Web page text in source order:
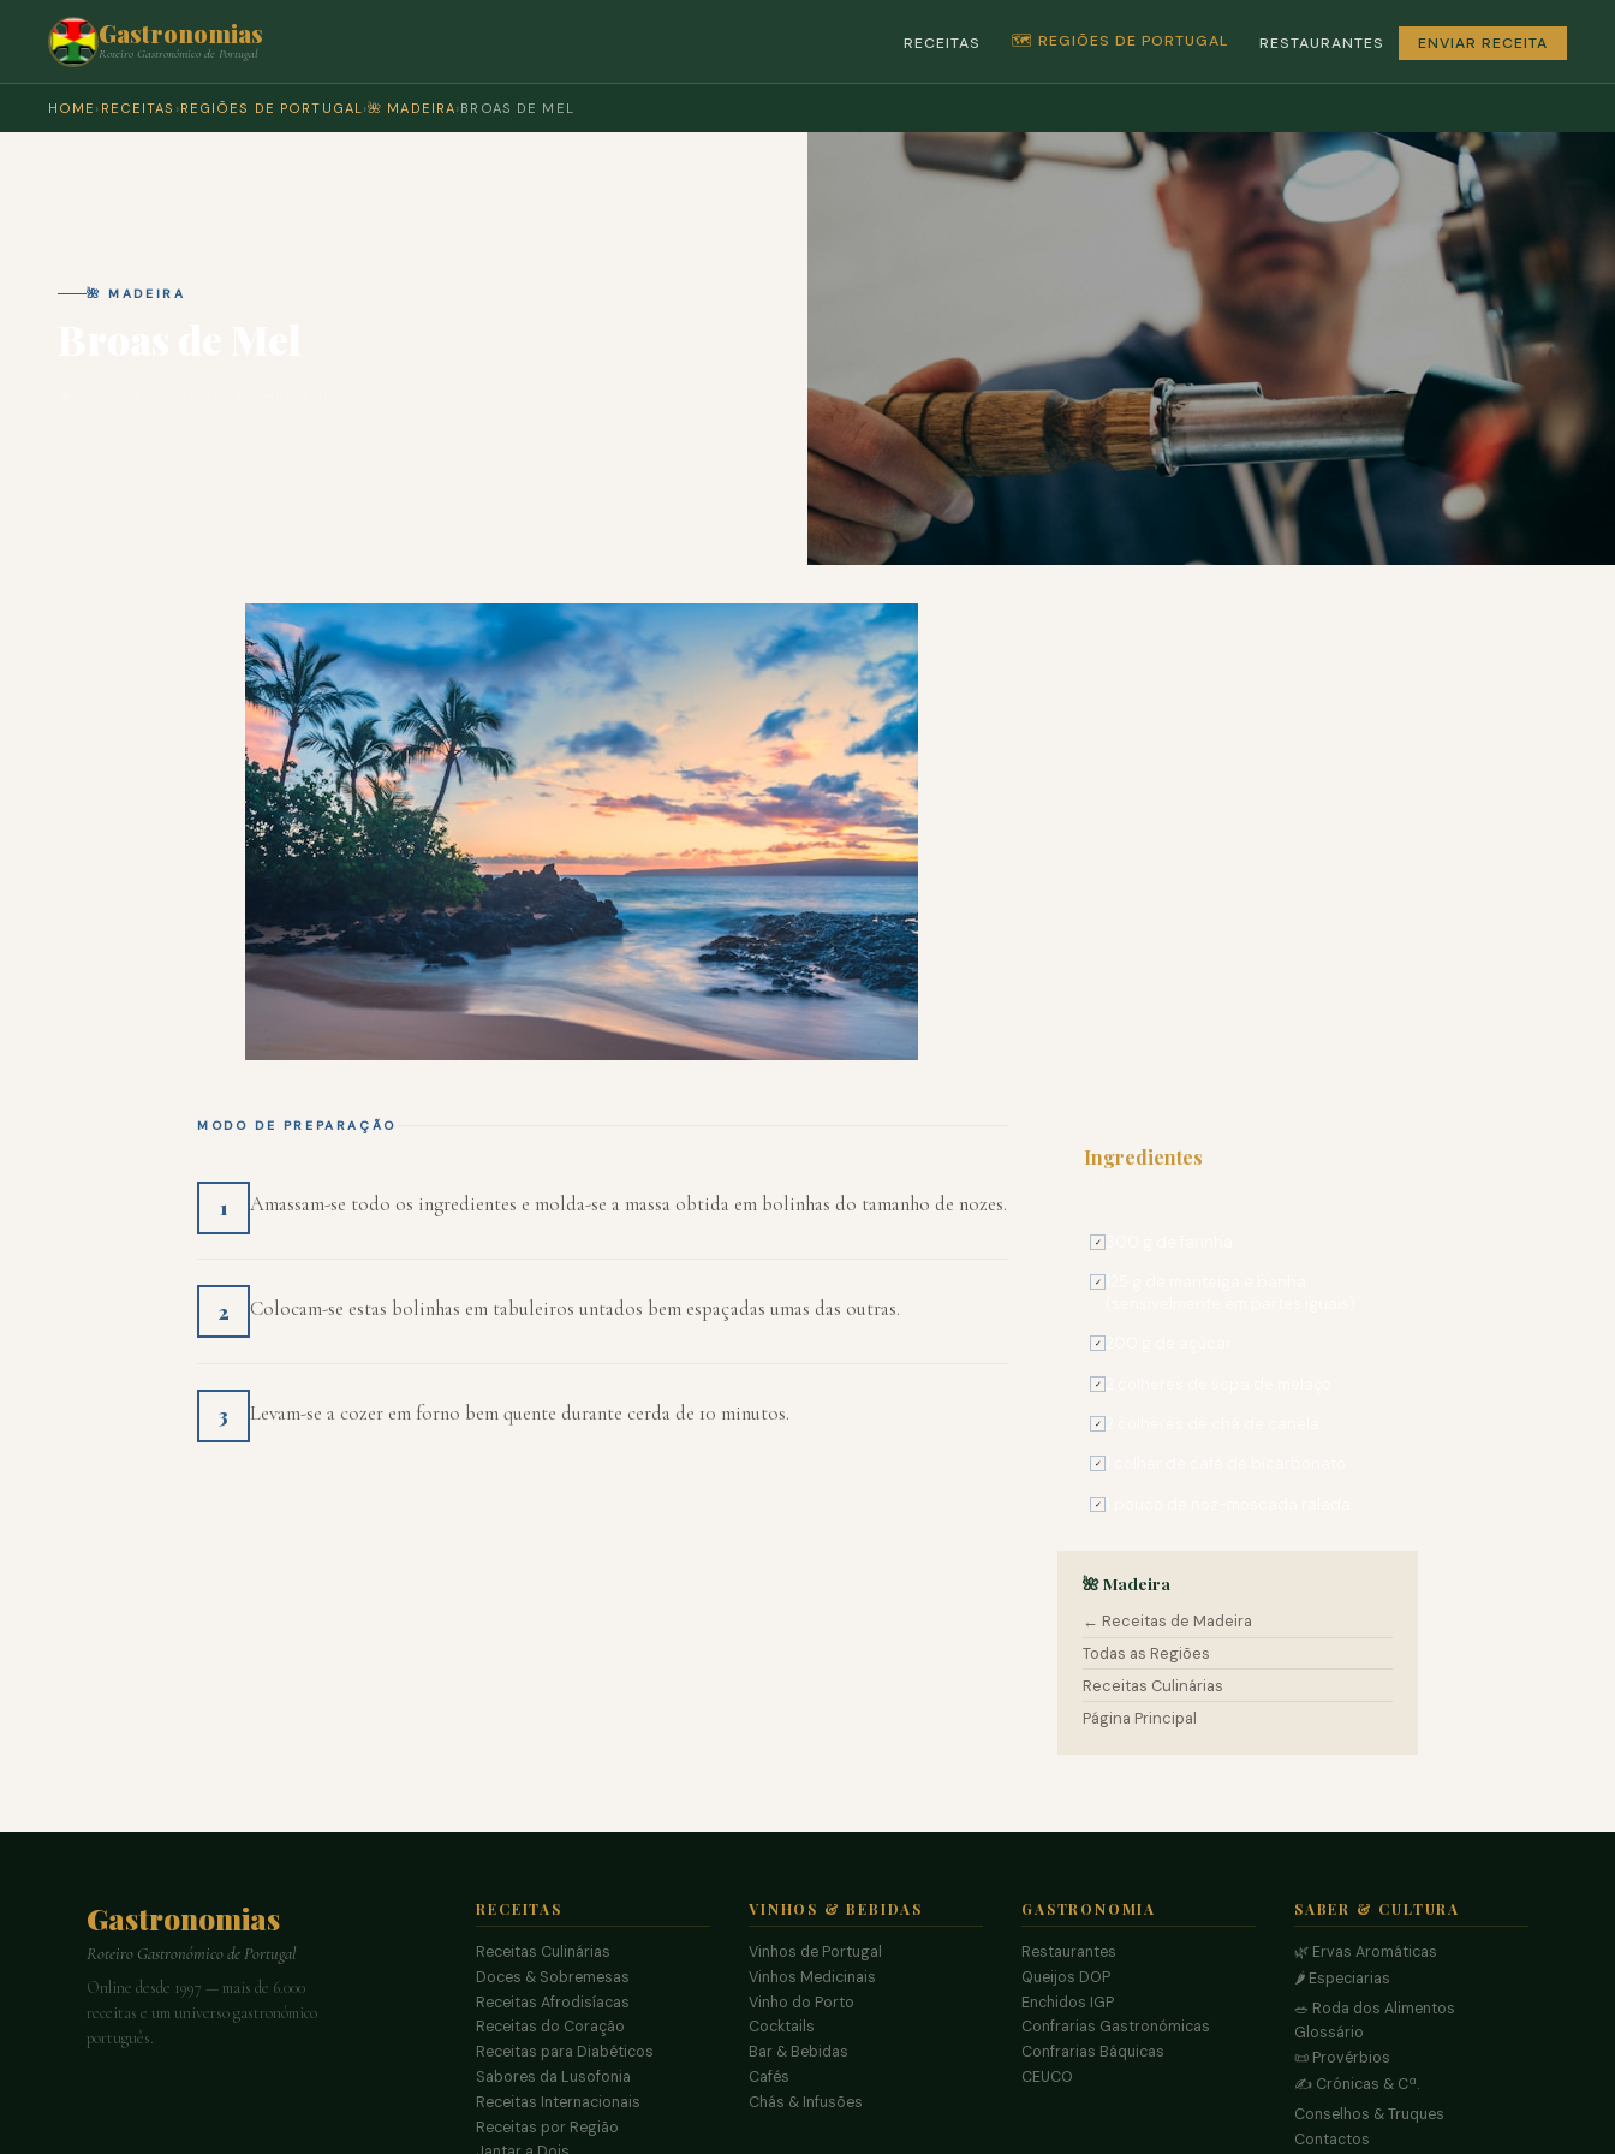
Gastronomias
Roteiro Gastronómico de Portugal
RECEITAS 🗺️ REGIÕES DE PORTUGAL RESTAURANTES ENVIAR RECEITA
HOME › RECEITAS › REGIÕES DE PORTUGAL ›🌺 MADEIRA› BROAS DE MEL
🌺 MADEIRA
MODO DE PREPARAÇÃO
1 Amassam-se todo os ingredientes e molda-se a massa obtida em bolinhas do tamanho de nozes.
2 Colocam-se estas bolinhas em tabuleiros untados bem espaçadas umas das outras.
3 Levam-se a cozer em forno bem quente durante cerda de 10 minutos.
Ingredientes
✓
✓
✓
✓
✓
✓
✓
🌺 Madeira
← Receitas de Madeira
Todas as Regiões
Receitas Culinárias
Página Principal
Gastronomias
Roteiro Gastronómico de Portugal
Online desde 1997 — mais de 6.000
receitas e um universo gastronómico
português.
RECEITAS
Receitas Culinárias
Doces & Sobremesas
Receitas Afrodisíacas
Receitas do Coração
Receitas para Diabéticos
Sabores da Lusofonia
Receitas Internacionais
Receitas por Região
VINHOS & BEBIDAS
Vinhos de Portugal
Vinhos Medicinais
Vinho do Porto
Cocktails
Bar & Bebidas
Cafés
Chás & Infusões
GASTRONOMIA
Restaurantes
Queijos DOP
Enchidos IGP
Confrarias Gastronómicas
Confrarias Báquicas
CEUCO
SABER & CULTURA
🌿 Ervas Aromáticas
🌶️ Especiarias
🥗 Roda dos Alimentos
Glossário
📜 Provérbios
✍️ Crónicas & Cª.
Conselhos & Truques
Contactos